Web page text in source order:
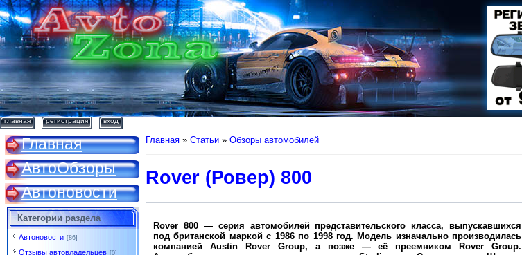
главная регистрация вход
Главная
АвтоОбзоры
Автоновости
Категории раздела
Автоновости [86]
Отзывы автовладельцев [0]
Главная » Статьи » Обзоры автомобилей
Rover (Ровер) 800
Rover 800 — серия автомобилей представительского класса, выпускавшихся
под британской маркой с 1986 по 1998 год. Модель изначально производилась
компанией Austin Rover Group, а позже — её преемником Rover Group.